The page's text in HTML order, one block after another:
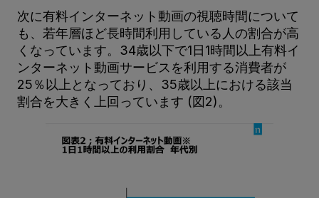
次に有料インターネット動画の視聴時間について
も、若年層ほど長時間利用している人の割合が高
くなっています。34歳以下で1日1時間以上有料イ
ンターネット動画サービスを利用する消費者が
25％以上となっており、35歳以上における該当
割合を大きく上回っています (図2)。